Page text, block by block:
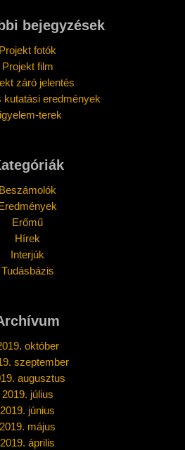
bejegyzések
Projekt fotók
Projekt film
záró jelentés
kutatási eredmények
terek
Beszámolók
Erőmű
Hírek
Interjúk
Tudásbázis
október
szeptember
augusztus
2019. július
2019. június
2019. május
2019. április